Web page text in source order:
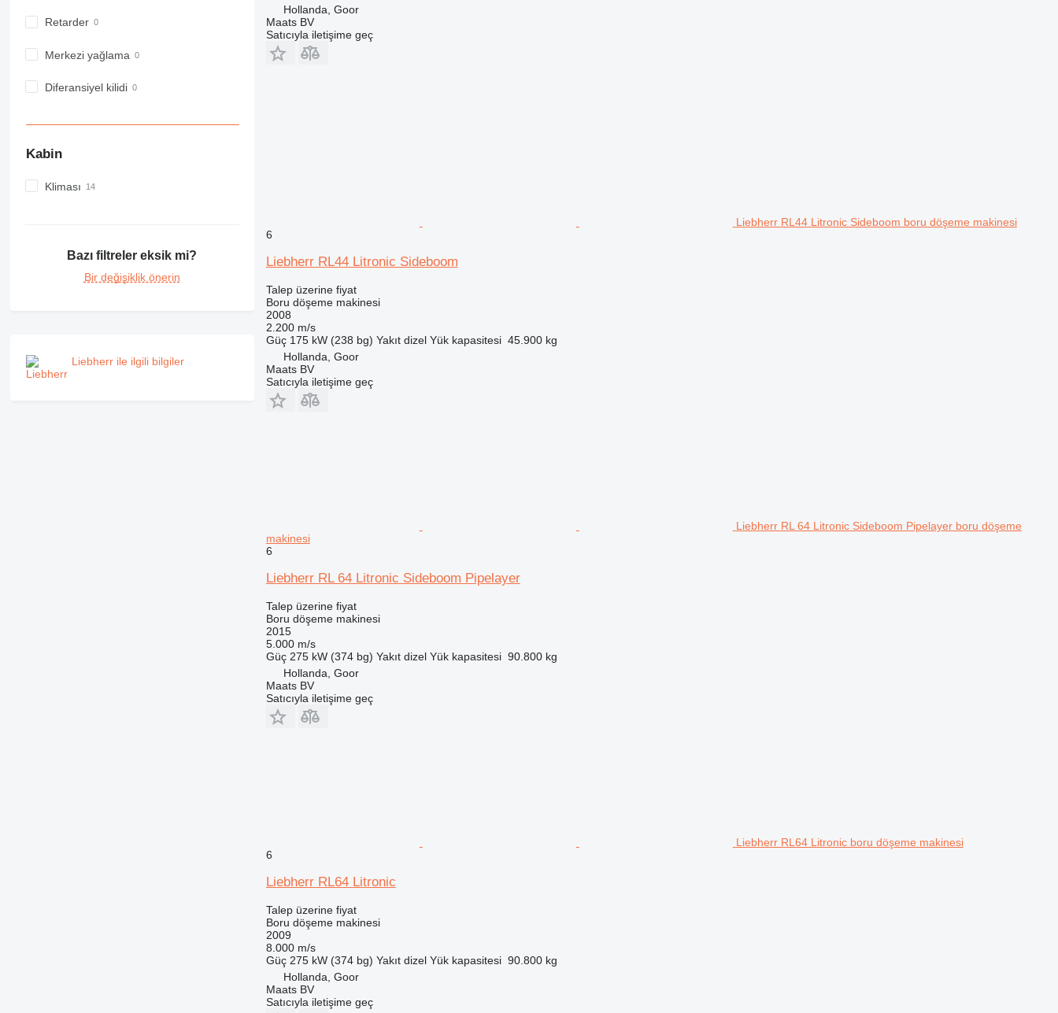
Retarder
Merkezi yağlama
Diferansiyel kilidi
Kabin
Kliması
Bazı filtreler eksik mi?
Bir değişiklik önerin
Liebherr ile ilgili bilgiler
Hollanda, Goor
Maats BV
Satıcıyla iletişime geç
Liebherr RL44 Litronic Sideboom boru döşeme makinesi
6
Liebherr RL44 Litronic Sideboom
Talep üzerine fiyat
Boru döşeme makinesi
2008
2.200 m/s
Güç 175 kW (238 bg) Yakıt dizel Yük kapasitesi 45.900 kg
Hollanda, Goor
Maats BV
Satıcıyla iletişime geç
Liebherr RL 64 Litronic Sideboom Pipelayer boru döşeme
makinesi
6
Liebherr RL 64 Litronic Sideboom Pipelayer
Talep üzerine fiyat
Boru döşeme makinesi
2015
5.000 m/s
Güç 275 kW (374 bg) Yakıt dizel Yük kapasitesi 90.800 kg
Hollanda, Goor
Maats BV
Satıcıyla iletişime geç
Liebherr RL64 Litronic boru döşeme makinesi
6
Liebherr RL64 Litronic
Talep üzerine fiyat
Boru döşeme makinesi
2009
8.000 m/s
Güç 275 kW (374 bg) Yakıt dizel Yük kapasitesi 90.800 kg
Hollanda, Goor
Maats BV
Satıcıyla iletişime geç